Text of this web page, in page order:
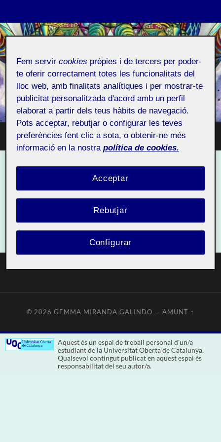
GALINDO
Espai Personal
Toggle
mobile
© 2026 GEMMA MIRANDA GALINDO — AMUNT ↑
Aquest és un espai de treball personal d'un/a
estudiant de la Universitat Oberta de Catalunya.
Qualsevol contingut publicat en aquest espai és
responsabilitat del seu autor/a.
Fem servircookies pròpies i de tercers per poder-
te oferir correctament totes les funcionalitats del
lloc web, amb finalitats analítiques i per mostrar-te
publicitat personalitzada d'acord amb un perfil
elaborat a partir dels teus hàbits de navegació.
Pots acceptar, rebutjar o configurar les teves
preferències fent clic a sota, o obtenir-ne més
informació en la nostra política de cookies.
Rebutjar
Acceptar
Configurar